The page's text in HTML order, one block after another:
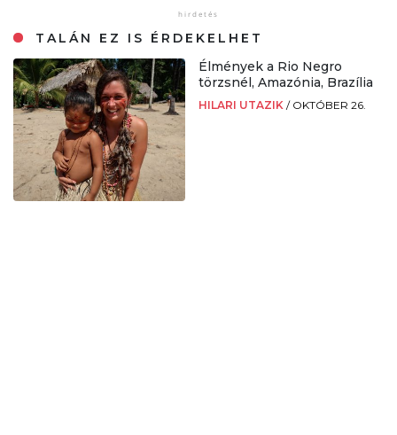
TALÁN EZ IS ÉRDEKELHET
Élmények a Rio Negro
törzsnél, Amazónia, Brazília
HILARI UTAZIK / OKTÓBER 26.